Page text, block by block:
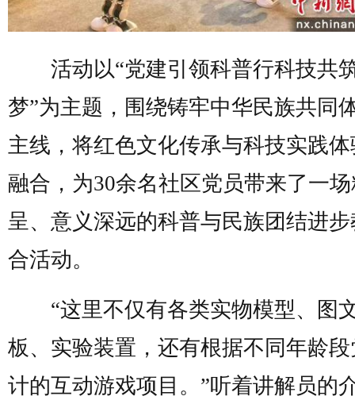
活动以“党建引领科普行科技共
梦”为主题，围绕铸牢中华民族共同
主线，将红色文化传承与科技实践
融合，为30余名社区党员带来了一
呈、意义深远的科普与民族团结进
合活动。
“这里不仅有各类实物模型、图
板、实验装置，还有根据不同年龄
计的互动游戏项目。”听着讲解员的